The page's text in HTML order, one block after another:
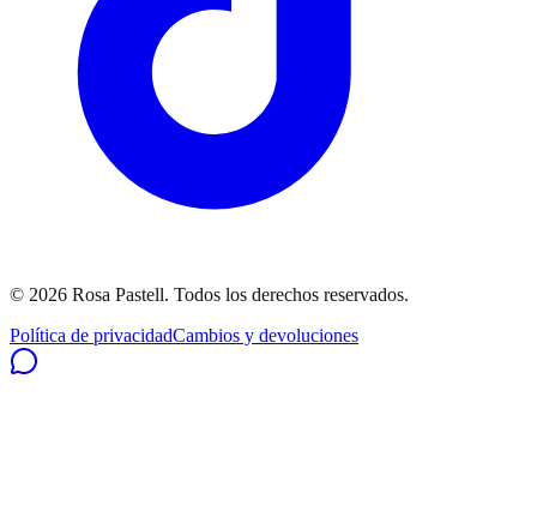
© 2026 Rosa Pastell. Todos los derechos reservados.
Política de privacidadCambios y devoluciones